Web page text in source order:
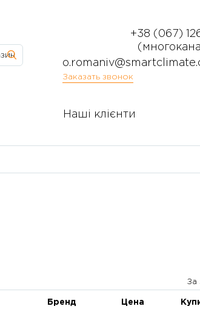
+38 (067)
Заказать звонок
Наші клієнти
Бренд Цена